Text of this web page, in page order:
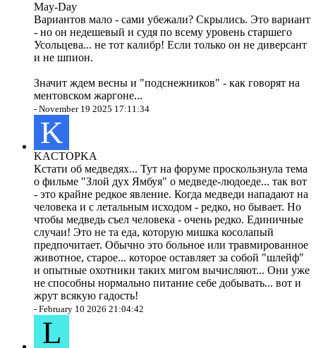
May-Day
Вариантов мало - сами убежали? Скрылись. Это вариант
- но он недешевый и судя по всему уровень старшего
Усольцева... не тот калибр! Если только он не диверсант
и не шпион.
Значит ждем весны и "подснежников" - как говорят на
ментовском жаргоне...
- November 19 2025 17:11:34
K
KACTOPKA
Кстати об медведях... Тут на форуме проскользнула тема
о фильме "Злой дух Ямбуя" о медведе-людоеде... так вот
- это крайне редкое явление. Когда медведи нападают на
человека и с летальным исходом - редко, но бывает. Но
чтобы медведь съел человека - очень редко. Единичные
случаи! Это не та еда, которую мишка косолапый
предпочитает. Обычно это больное или травмированное
животное, старое... которое оставляет за собой "шлейф"
и опытные охотники таких мигом вычисляют... Они уже
не способны нормально питание себе добывать... вот и
жрут всякую гадость!
- February 10 2026 21:04:42
L